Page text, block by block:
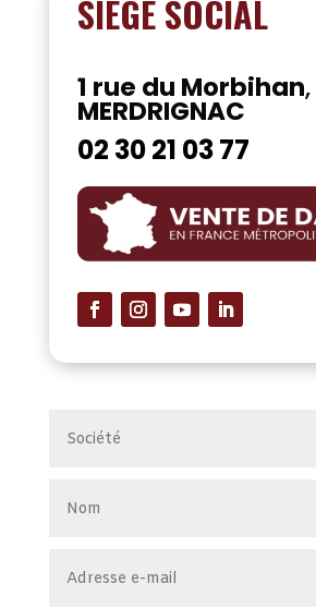
SIÈGE SOCIAL
1 rue du Morbihan,
MERDRIGNAC
02 30 21 03 77